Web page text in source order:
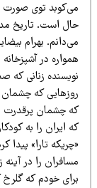
توی صورت
است. تاریخ مدام
بهرام بیضایی،
در آشپزخانه
زنانی که صدا
که چشمان ما
چشمان پرقدرت «نایی
ایران را به کودکان
تارا» پیدا
را در آینه
خودم که گلرخ